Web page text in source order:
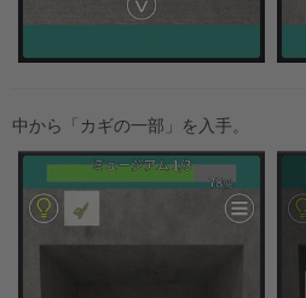
中から「カギの一部」を入手。